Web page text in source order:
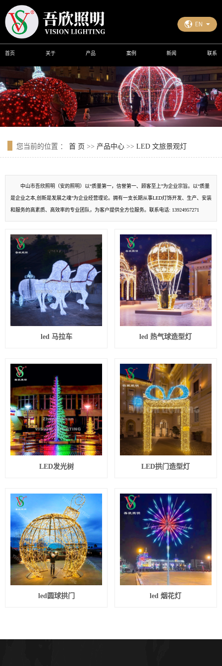
首页 关于 产品 案例 新闻 联系
您当前的位置 ： 首 页 >> 产品中心 >> LED 文旅景观灯
中山市吾欣照明（安的照明）以“质量第一，信誉第一、顾客至上”为企业宗旨。以“质量
是企业之本,创新是发展之魂”为企业经营理论。拥有一支长期从事LED灯饰开发、生产、安装
和服务的高素质、高效率的专业团队，为客户提供全方位服务。联系电话: 13924957271
led 马拉车 led 热气球造型灯
LED发光树 LED拱门造型灯
led圆球拱门 led 烟花灯